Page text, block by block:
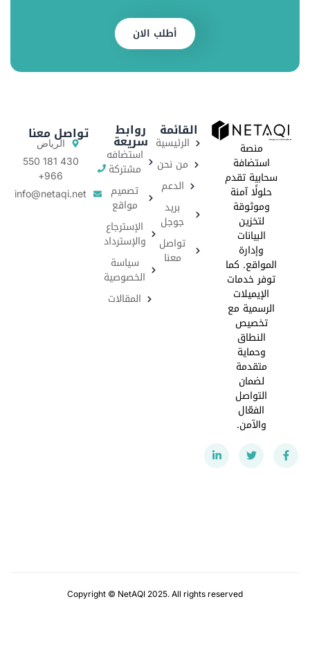
أطلب الان
منصة
استضافة
سحابية تقدم
حلولًا آمنة
وموثوقة
لتخزين
البيانات
وإدارة
المواقع. كما
توفر خدمات
الإيميلات
الرسمية مع
تخصيص
النطاق
وحماية
متقدمة
لضمان
التواصل
الفعّال
والآمن.
القائمة
الرئيسية
من نحن
الدعم
بريد
جوجل
تواصل
معنا
روابط
سريعة
استضافه
مشتركة
تصميم
مواقع
الإسترجاع
والإسترداد
سياسة
الخصوصية
المقالات
تواصل معنا
الرياض
430 181 550
info@netaqi.net
Copyright © NetAQI 2025. All rights reserved